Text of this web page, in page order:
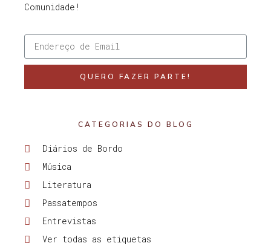
Comunidade!
QUERO FAZER PARTE!
CATEGORIAS DO BLOG
Diários de Bordo
Música
Literatura
Passatempos
Entrevistas
Ver todas as etiquetas